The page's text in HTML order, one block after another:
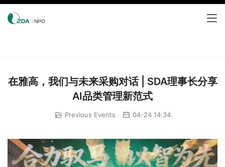
在雅高，我们与未来采购对话 | SDA理事长分享
AI品类管理新范式
Previous Events 04-24 14:34